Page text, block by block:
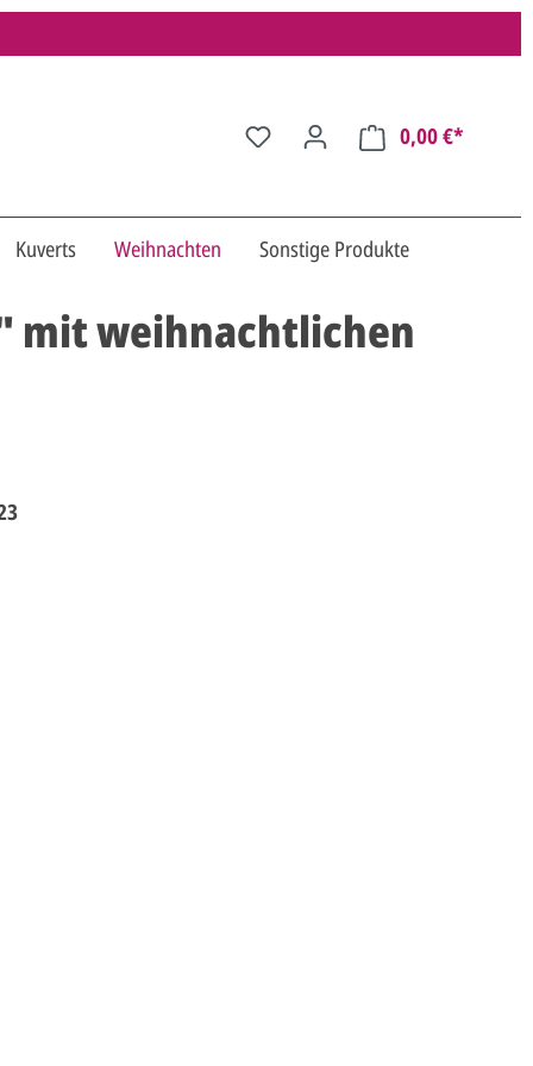
0,00 €*
Kuverts Weihnachten Sonstige Produkte
mit weihnachtlichen